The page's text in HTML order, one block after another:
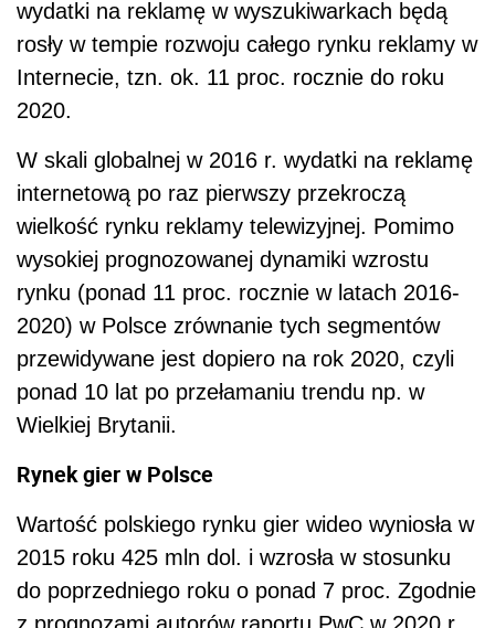
wydatki na reklamę w wyszukiwarkach będą
rosły w tempie rozwoju całego rynku reklamy w
Internecie, tzn. ok. 11 proc. rocznie do roku
2020.
W skali globalnej w 2016 r. wydatki na reklamę
internetową po raz pierwszy przekroczą
wielkość rynku reklamy telewizyjnej. Pomimo
wysokiej prognozowanej dynamiki wzrostu
rynku (ponad 11 proc. rocznie w latach 2016-
2020) w Polsce zrównanie tych segmentów
przewidywane jest dopiero na rok 2020, czyli
ponad 10 lat po przełamaniu trendu np. w
Wielkiej Brytanii.
Rynek gier w Polsce
Wartość polskiego rynku gier wideo wyniosła w
2015 roku 425 mln dol. i wzrosła w stosunku
do poprzedniego roku o ponad 7 proc. Zgodnie